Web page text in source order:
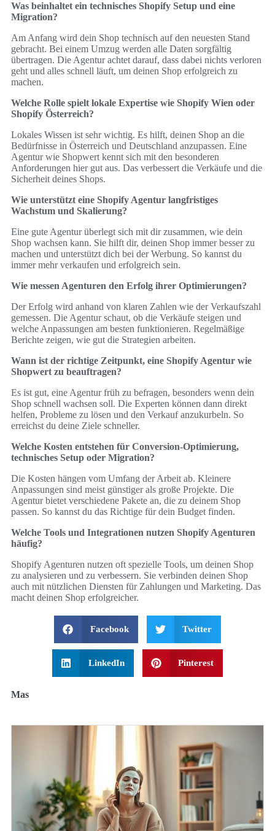
Was beinhaltet ein technisches Shopify Setup und eine
Migration?
Am Anfang wird dein Shop technisch auf den neuesten Stand
gebracht. Bei einem Umzug werden alle Daten sorgfältig
übertragen. Die Agentur achtet darauf, dass dabei nichts verloren
geht und alles schnell läuft, um deinen Shop erfolgreich zu
machen.
Welche Rolle spielt lokale Expertise wie Shopify Wien oder
Shopify Österreich?
Lokales Wissen ist sehr wichtig. Es hilft, deinen Shop an die
Bedürfnisse in Österreich und Deutschland anzupassen. Eine
Agentur wie Shopwert kennt sich mit den besonderen
Anforderungen hier gut aus. Das verbessert die Verkäufe und die
Sicherheit deines Shops.
Wie unterstützt eine Shopify Agentur langfristiges
Wachstum und Skalierung?
Eine gute Agentur überlegt sich mit dir zusammen, wie dein
Shop wachsen kann. Sie hilft dir, deinen Shop immer besser zu
machen und unterstützt dich bei der Werbung. So kannst du
immer mehr verkaufen und erfolgreich sein.
Wie messen Agenturen den Erfolg ihrer Optimierungen?
Der Erfolg wird anhand von klaren Zahlen wie der Verkaufszahl
gemessen. Die Agentur schaut, ob die Verkäufe steigen und
welche Anpassungen am besten funktionieren. Regelmäßige
Berichte zeigen, wie gut die Strategien arbeiten.
Wann ist der richtige Zeitpunkt, eine Shopify Agentur wie
Shopwert zu beauftragen?
Es ist gut, eine Agentur früh zu befragen, besonders wenn dein
Shop schnell wachsen soll. Die Experten können dann direkt
helfen, Probleme zu lösen und den Verkauf anzukurbeln. So
erreichst du deine Ziele schneller.
Welche Kosten entstehen für Conversion-Optimierung,
technisches Setup oder Migration?
Die Kosten hängen vom Umfang der Arbeit ab. Kleinere
Anpassungen sind meist günstiger als große Projekte. Die
Agentur bietet verschiedene Pakete an, die zu deinem Shop
passen. So kannst du das Richtige für dein Budget finden.
Welche Tools und Integrationen nutzen Shopify Agenturen
häufig?
Shopify Agenturen nutzen oft spezielle Tools, um deinen Shop
zu analysieren und zu verbessern. Sie verbinden deinen Shop
auch mit nützlichen Diensten für Zahlungen und Marketing. Das
macht deinen Shop erfolgreicher.
Facebook Twitter
LinkedIn Pinterest
Mas